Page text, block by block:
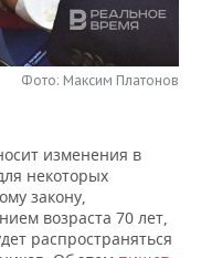
Фото: Максим Платонов
изменения в
некоторых
закону,
возраста 70 лет,
распространяться